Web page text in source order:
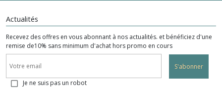
Actualités
Recevez des offres en vous abonnant à nos actualités. et bénéficiez d'une
remise de10% sans minimum d'achat hors promo en cours
S'abonner
Je ne suis pas un robot